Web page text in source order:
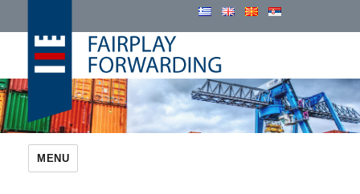
Cosmatos Group
MENU